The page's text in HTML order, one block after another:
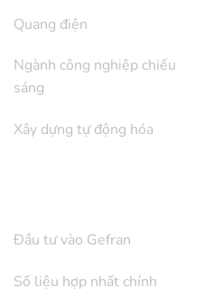
Quang điện
Ngành công nghiệp chiếu
sáng
Xây dựng tự động hóa
Đầu tư vào Gefran
Số liệu hợp nhất chính